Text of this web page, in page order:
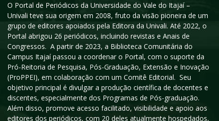
O Portal de Periódicos da Universidade do Vale do Itajaí –
Univali teve sua origem em 2008, fruto da visão pioneira de um
grupo de editores apoiados pela Editora da Univali. Até 2022, o
Portal abrigou 26 periódicos, incluindo revistas e Anais de
Congressos. A partir de 2023, a Biblioteca Comunitária do
Campus Itajaí passou a coordenar o Portal, com o suporte da
Pró-Reitoria de Pesquisa, Pós-Graduação, Extensão e Inovação
(ProPPEI), em colaboração com um Comitê Editorial. Seu
objetivo principal é divulgar a produção científica de docentes e
discentes, especialmente dos Programas de Pós-graduação.
Além disso, promove acesso facilitado, visibilidade e apoio aos
editores dos periódicos, com 20 deles atualmente hospedados,